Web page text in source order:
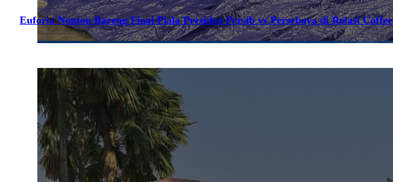
Euforia Nonton Bareng Final Piala Presiden Persib vs Persebaya di Relasi Coffee